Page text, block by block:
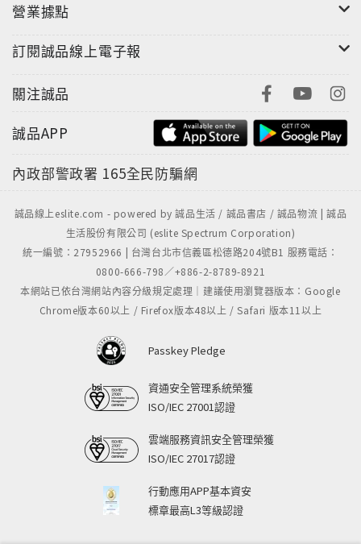
營業據點
訂閱誠品線上電子報
關注誠品
誠品APP
內政部警政署 165全民防騙網
誠品線上eslite.com - powered by 誠品生活 / 誠品書店 / 誠品物流 | 誠品
生活股份有限公司 (eslite Spectrum Corporation)
統一編號：27952966 | 台灣台北市信義區松德路204號B1 服務電話：
0800-666-798／+886-2-8789-8921
本網站已依台灣網站內容分級規定處理｜建議使用瀏覽器版本：Google
Chrome版本60以上 / Firefox版本48以上 / Safari 版本11以上
Passkey Pledge
資通安全管理系統榮獲
ISO/IEC 27001認證
雲端服務資訊安全管理榮獲
ISO/IEC 27017認證
行動應用APP基本資安
標章最高L3等級認證